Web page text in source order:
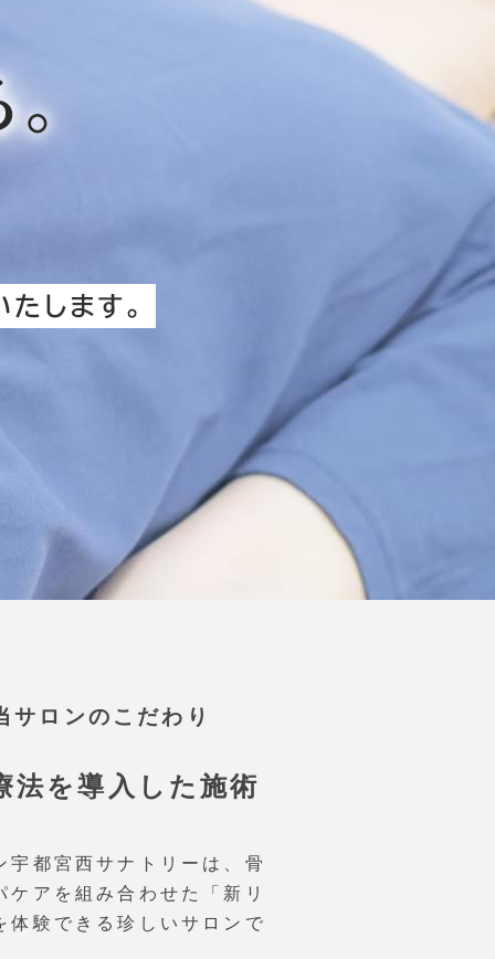
サロンのこだわり
法を導入した施術
宇都宮西サナトリーは、骨
ケアを組み合わせた「新リ
体験できる珍しいサロンで